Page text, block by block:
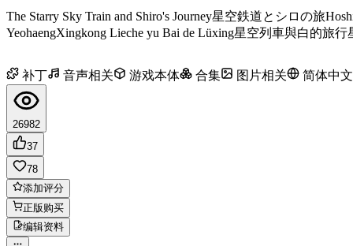
The Starry Sky Train and Shiro's Journey星空鉄道とシロの旅
YeohaengXingkong Lieche yu Bai de Lüxing星空列車與白的旅行
补丁 音声相关 游戏本体 合集 图片相关 简体中文
26982
37
78
添加评分
正版购买
编辑资料